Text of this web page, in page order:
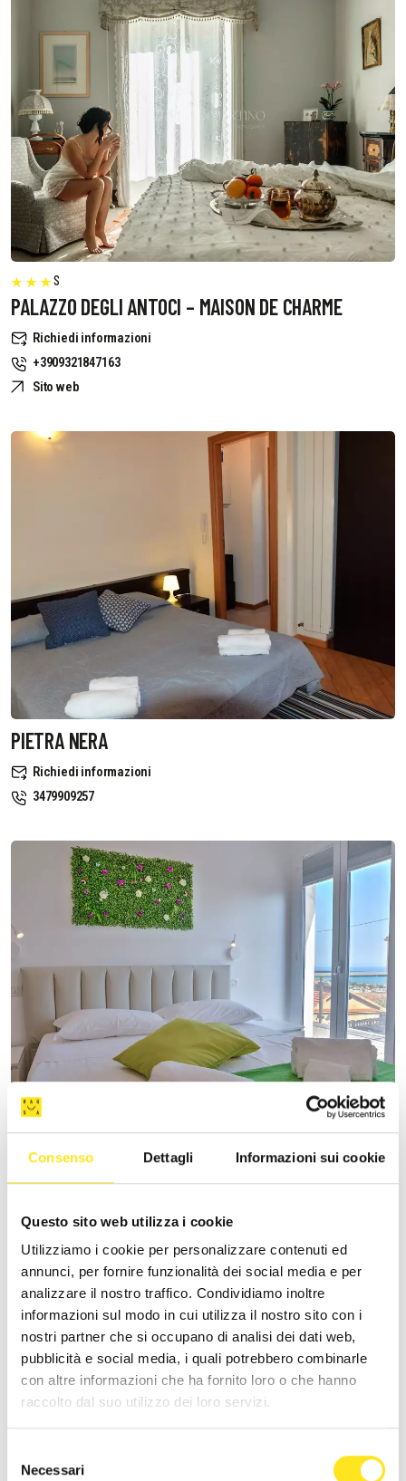
Consenso Dettagli Informazioni sui cookie
Questo sito web utilizza i cookie
Utilizziamo i cookie per personalizzare contenuti ed
annunci, per fornire funzionalità dei social media e per
analizzare il nostro traffico. Condividiamo inoltre
informazioni sul modo in cui utilizza il nostro sito con i
nostri partner che si occupano di analisi dei dati web,
pubblicità e social media, i quali potrebbero combinarle
con altre informazioni che ha fornito loro o che hanno
raccolto dal suo utilizzo dei loro servizi.
delNecessari
S
PALAZZO DEGLI ANTOCI – MAISON DE CHARME
Richiedi informazioni
+3909321847163
Sito web
PIETRA NERA
Richiedi informazioni
3479909257
VILLA VANI
+393335085250